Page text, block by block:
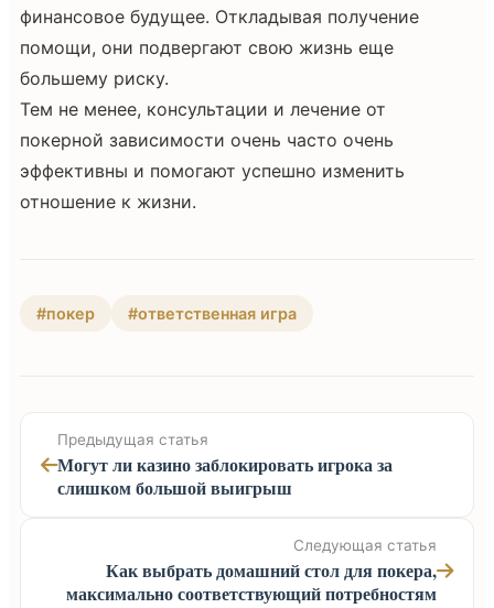
финансовое будущее. Откладывая получение
помощи, они подвергают свою жизнь еще
большему риску.
Тем не менее, консультации и лечение от
покерной зависимости очень часто очень
эффективны и помогают успешно изменить
отношение к жизни.
#покер #ответственная игра
Предыдущая статья
Могут ли казино заблокировать игрока за
слишком большой выигрыш
Следующая статья
Как выбрать домашний стол для покера,
максимально соответствующий потребностям